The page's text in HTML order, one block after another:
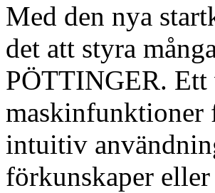
Med den nya
det att styra
PÖTTINGER. Ett
maskinfunktioner
intuitiv
förkunskaper